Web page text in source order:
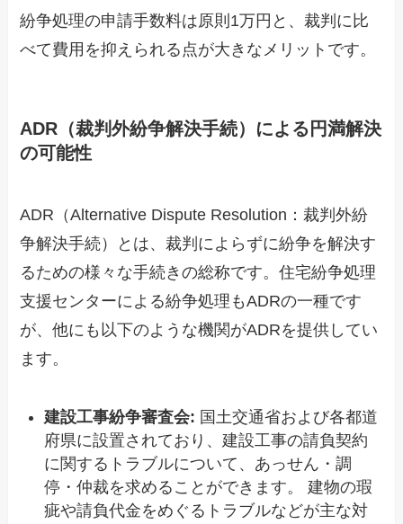
紛争処理の申請手数料は原則1万円と、裁判に比
べて費用を抑えられる点が大きなメリットです。
ADR（裁判外紛争解決手続）による円満解決
の可能性
ADR（Alternative Dispute Resolution：裁判外紛
争解決手続）とは、裁判によらずに紛争を解決す
るための様々な手続きの総称です。住宅紛争処理
支援センターによる紛争処理もADRの一種です
が、他にも以下のような機関がADRを提供してい
ます。
建設工事紛争審査会: 国土交通省および各都道
府県に設置されており、建設工事の請負契約
に関するトラブルについて、あっせん・調
停・仲裁を求めることができます。 建物の瑕
疵や請負代金をめぐるトラブルなどが主な対